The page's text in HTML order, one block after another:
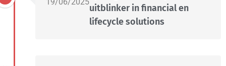
uitblinker in financial en
lifecycle solutions